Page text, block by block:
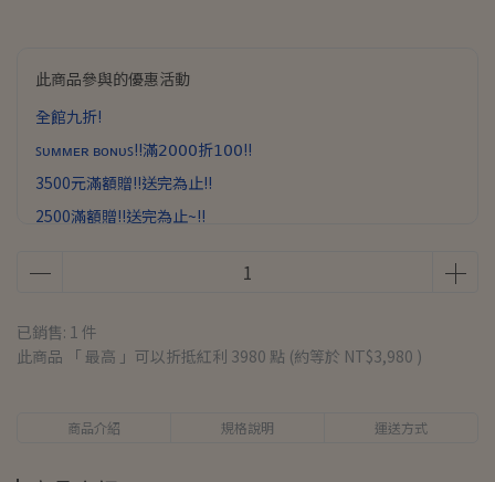
此商品參與的優惠活動
全館九折!
ꜱᴜᴍᴍᴇʀ ʙᴏɴᴜꜱ!!滿𝟤𝟢𝟢𝟢折𝟣𝟢𝟢!!
3500元滿額贈!!送完為止!!
2500滿額贈!!送完為止~!!
已銷售: 1 件
此商品 「 最高 」可以折抵紅利 3980 點 (約等於 NT$3,980 )
商品介紹 規格說明 運送方式